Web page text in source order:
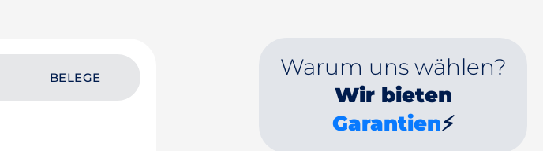
BELEGE Warum uns wählen?
Wir bieten
Garantien⚡